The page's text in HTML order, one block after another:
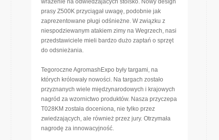
wrażenie na odwiedzajacych stoisko. Nowy design
prasy Z500K przyciągał uwagę, podobnie jak
zaprezentowane pługi odśnieżne. W związku z
niespodziewanym atakiem zimy na Wegrzech, nasi
przedstawiciele mieli bardzo dużo zaptań o sprzęt
do odsnieżania.
Tegoroczne AgromashExpo były targami, na
których królowały nowości. Na targach zostało
przyznanych wiele międzynarodowych i krajowych
nagród za wzornictwo produktów. Nasza przyczepa
T028KM została doceniona, nie tylko przez
zwiedzających, ale również przez jury. Otrzymała
nagrodę za innowacyjność.